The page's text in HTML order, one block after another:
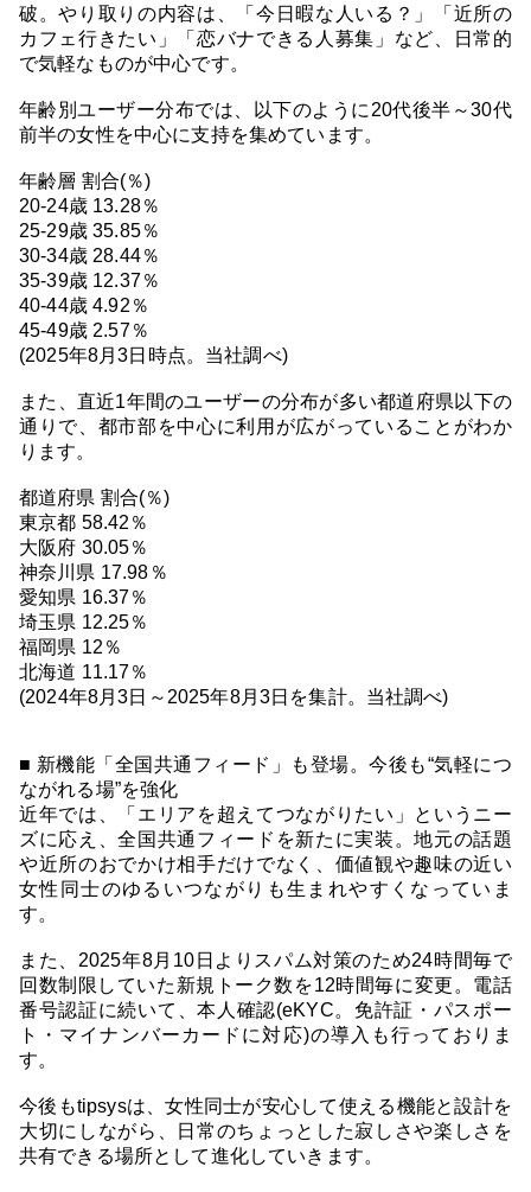
破。やり取りの内容は、「今日暇な人いる？」「近所の
カフェ行きたい」「恋バナできる人募集」など、日常的
で気軽なものが中心です。
年齢別ユーザー分布では、以下のように20代後半～30代
前半の女性を中心に支持を集めています。
年齢層 割合(％)
20-24歳 13.28％
25-29歳 35.85％
30-34歳 28.44％
35-39歳 12.37％
40-44歳 4.92％
45-49歳 2.57％
(2025年8月3日時点。当社調べ)
また、直近1年間のユーザーの分布が多い都道府県以下の
通りで、都市部を中心に利用が広がっていることがわか
ります。
都道府県 割合(％)
東京都 58.42％
大阪府 30.05％
神奈川県 17.98％
愛知県 16.37％
埼玉県 12.25％
福岡県 12％
北海道 11.17％
(2024年8月3日～2025年8月3日を集計。当社調べ)
■ 新機能「全国共通フィード」も登場。今後も“気軽につ
ながれる場”を強化
近年では、「エリアを超えてつながりたい」というニー
ズに応え、全国共通フィードを新たに実装。地元の話題
や近所のおでかけ相手だけでなく、価値観や趣味の近い
女性同士のゆるいつながりも生まれやすくなっていま
す。
また、2025年8月10日よりスパム対策のため24時間毎で
回数制限していた新規トーク数を12時間毎に変更。電話
番号認証に続いて、本人確認(eKYC。免許証・パスポー
ト・マイナンバーカードに対応)の導入も行っておりま
す。
今後もtipsysは、女性同士が安心して使える機能と設計を
大切にしながら、日常のちょっとした寂しさや楽しさを
共有できる場所として進化していきます。